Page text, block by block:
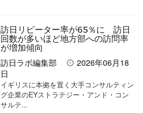
訪日リピーター率が65％に 訪日
回数が多いほど地方部への訪問率
が増加傾向
訪日ラボ編集部
2026年06月18
日
イギリスに本拠を置く大手コンサルティン
グ企業のEYストラテジー・アンド・コン
サルテ...